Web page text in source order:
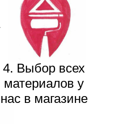
4. Выбор всех
материалов у
нас в магазине